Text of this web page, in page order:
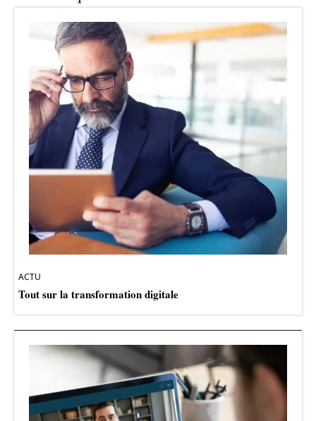
ACTU
Tout sur la transformation digitale